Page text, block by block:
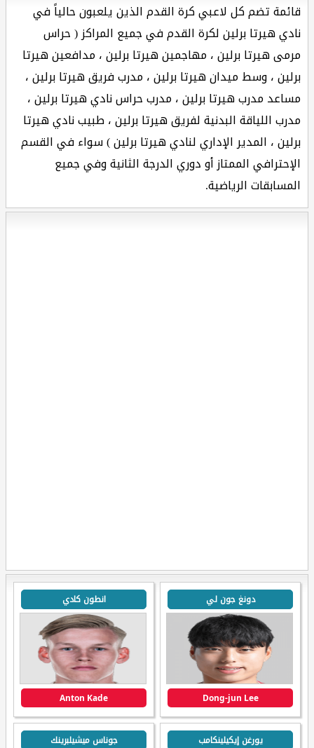
قائمة تضم كل لاعبي كرة القدم الذين يلعبون حالياً في
نادي هيرتا برلين لكرة القدم في جميع المراكز ( حراس
مرمى هيرتا برلين ، مهاجمين هيرتا برلين ، مدافعين هيرتا
برلين ، وسط ميدان هيرتا برلين ، مدرب فريق هيرتا برلين ،
مساعد مدرب هيرتا برلين ، مدرب حراس نادي هيرتا برلين ،
مدرب اللياقة البدنية لفريق هيرتا برلين ، طبيب نادي هيرتا
برلين ، المدير الإداري لنادي هيرتا برلين ) سواء في القسم
الإحترافي الممتاز أو دوري الدرجة الثانية وفي جميع
المسابقات الرياضية.
دونغ جون لي
Dong-jun Lee
انطون كادي
Anton Kade
يورغن إيكيلينكامب جوناس ميشيلبرينك